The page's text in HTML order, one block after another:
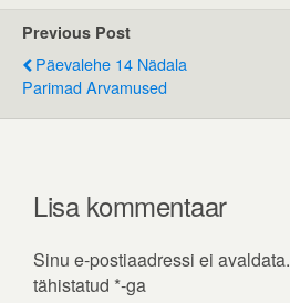
Previous Post
Päevalehe 14 Nädala
Parimad Arvamused
Lisa kommentaar
Sinu e-postiaadressi ei avaldata.
tähistatud *-ga